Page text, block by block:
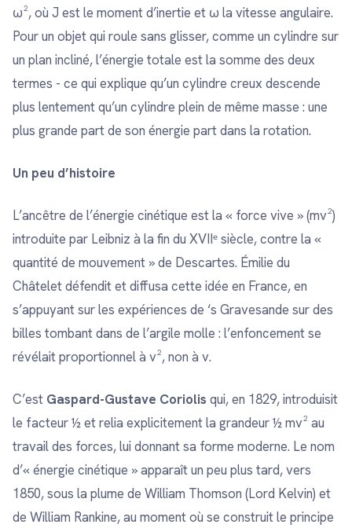
ω², où J est le moment d’inertie et ω la vitesse angulaire.
Pour un objet qui roule sans glisser, comme un cylindre sur
un plan incliné, l’énergie totale est la somme des deux
termes - ce qui explique qu’un cylindre creux descende
plus lentement qu’un cylindre plein de même masse : une
plus grande part de son énergie part dans la rotation.
Un peu d’histoire
L’ancêtre de l’énergie cinétique est la « force vive » (mv²)
introduite par Leibniz à la fin du XVIIᵉ siècle, contre la «
quantité de mouvement » de Descartes. Émilie du
Châtelet défendit et diffusa cette idée en France, en
s’appuyant sur les expériences de ‘s Gravesande sur des
billes tombant dans de l’argile molle : l’enfoncement se
révélait proportionnel à v², non à v.
C’est Gaspard-Gustave Coriolis qui, en 1829, introduisit
le facteur ½ et relia explicitement la grandeur ½ mv² au
travail des forces, lui donnant sa forme moderne. Le nom
d’« énergie cinétique » apparaît un peu plus tard, vers
1850, sous la plume de William Thomson (Lord Kelvin) et
de William Rankine, au moment où se construit le principe